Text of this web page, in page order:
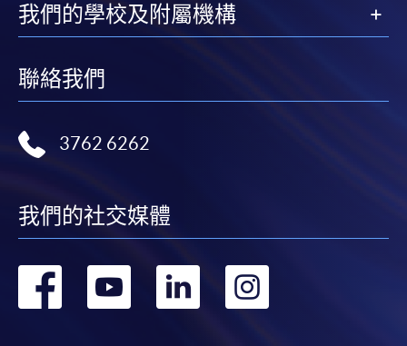
我們的學校及附屬機構
聯絡我們
3762 6262
我們的社交媒體
轉 轉 轉 轉